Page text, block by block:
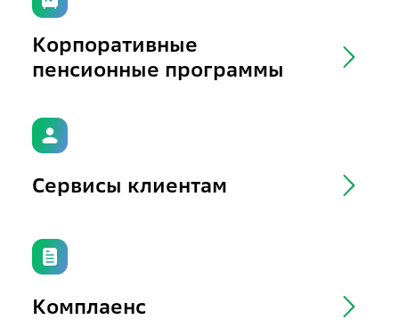
Корпоративные
пенсионные программы
Сервисы клиентам
Комплаенс